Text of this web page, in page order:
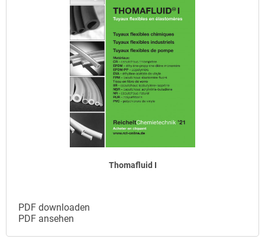
Thomafluid I
PDF downloaden
PDF ansehen